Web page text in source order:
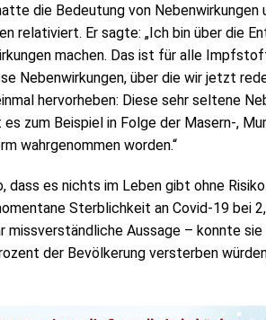
die Bedeutung von Nebenwirkungen
relativiert. Er sagte: „Ich bin über die
machen. Das ist für alle
Nebenwirkungen, über die wir jetzt
hervorheben: Diese sehr seltene
zum Beispiel in Folge der Masern-,
wahrgenommen worden.“
dass es nichts im Leben gibt ohne
Sterblichkeit an Covid-19 bei
missverständliche Aussage – konnte
der Bevölkerung versterben